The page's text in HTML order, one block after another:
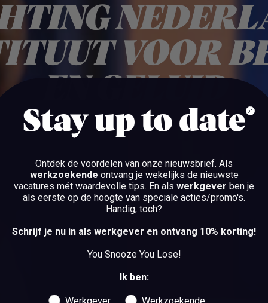
VOOR
EN GELUID
HILVERSUM
BEKIJK DE VACATURES
BEKIJK DE VACATURES
Stay up to date
Ontdek de voordelen van onze nieuwsbrief. Als
werkzoekende ontvang je wekelijks de nieuwste
vacatures mét waardevolle tips. En als werkgever ben je
als eerste op de hoogte van speciale acties/promo's.
Handig, toch?
Schrijf je nu in als werkgever en ontvang 10% korting!
You Snooze You Lose!
Ik ben: